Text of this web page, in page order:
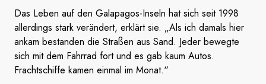
Das Leben auf den Galapagos-Inseln hat sich seit 1998
allerdings stark verändert, erklärt sie. „Als ich damals hier
ankam bestanden die Straßen aus Sand. Jeder bewegte
sich mit dem Fahrrad fort und es gab kaum Autos.
Frachtschiffe kamen einmal im Monat.“